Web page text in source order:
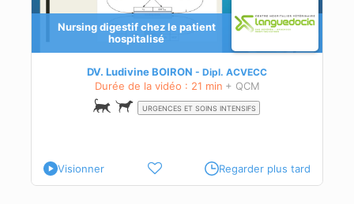
Nursing digestif chez le patient
hospitalisé
DV. Ludivine BOIRON Dipl. ACVECC
Durée de la vidéo : 21 min + QCM
URGENCES ET SOINS INTENSIFS
Visionner Regarder plus tard